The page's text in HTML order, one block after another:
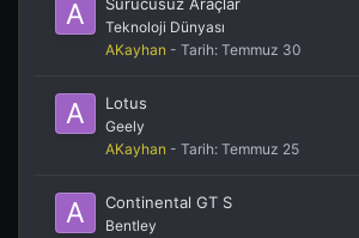
Sürücüsüz Araçlar
Teknoloji Dünyası
AKayhan - Tarih: Temmuz 30
Lotus
Geely
AKayhan - Tarih: Temmuz 25
Continental GT S
Bentley